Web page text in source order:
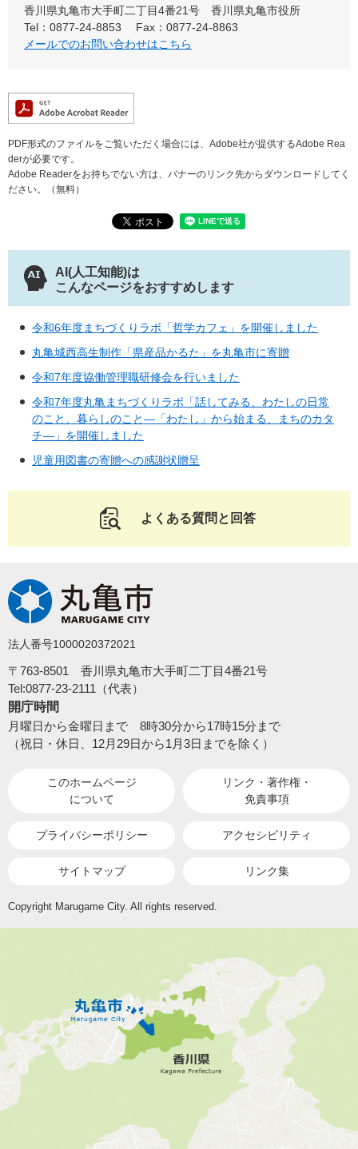
香川県丸亀市大手町二丁目4番21号 香川県丸亀市役所
Tel：0877-24-8853
Fax：0877-24-8863
メールでのお問い合わせはこちら
PDF形式のファイルをご覧いただく場合には、Adobe社が提供するAdobe Rea
derが必要です。
Adobe Readerをお持ちでない方は、バナーのリンク先からダウンロードしてく
ださい。（無料）
AI(人工知能)は
こんなページをおすすめします
令和6年度まちづくりラボ「哲学カフェ」を開催しました
丸亀城西高生制作「県産品かるた」を丸亀市に寄贈
令和7年度協働管理職研修会を行いました
令和7年度丸亀まちづくりラボ「話してみる、わたしの日常
のこと、暮らしのこと―「わたし」から始まる、まちのカタ
チ―」を開催しました
児童用図書の寄贈への感謝状贈呈
よくある質問と回答
法人番号1000020372021
〒763-8501 香川県丸亀市大手町二丁目4番21号
Tel:0877-23-2111（代表）
開庁時間
月曜日から金曜日まで 8時30分から17時15分まで
（祝日・休日、12月29日から1月3日までを除く）
このホームページ
について
リンク・著作権・
免責事項
プライバシーポリシー アクセシビリティ
サイトマップ リンク集
Copyright Marugame City. All rights reserved.